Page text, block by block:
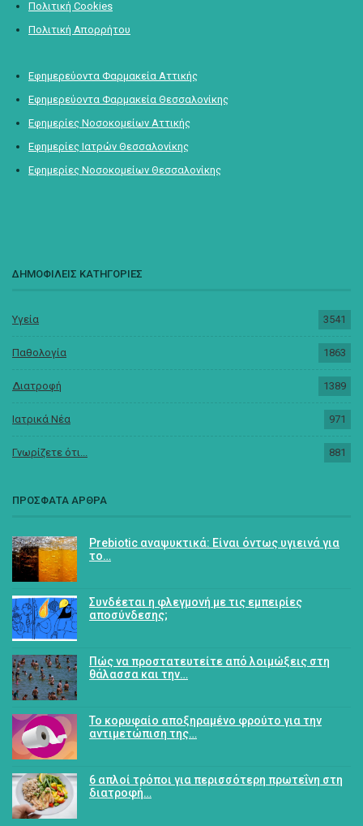
Πολιτική Cookies
Πολιτική Απορρήτου
Εφημερεύοντα Φαρμακεία Αττικής
Εφημερεύοντα Φαρμακεία Θεσσαλονίκης
Εφημερίες Νοσοκομείων Αττικής
Εφημερίες Ιατρών Θεσσαλονίκης
Εφημερίες Νοσοκομείων Θεσσαλονίκης
ΔΗΜΟΦΙΛΕΙΣ ΚΑΤΗΓΟΡΙΕΣ
Υγεία 3541
Παθολογία 1863
Διατροφή 1389
Ιατρικά Νέα 971
Γνωρίζετε ότι... 881
ΠΡΟΣΦΑΤΑ ΑΡΘΡΑ
Prebiotic αναψυκτικά: Είναι όντως υγιεινά για
το…
Συνδέεται η φλεγμονή με τις εμπειρίες
αποσύνδεσης;
Πώς να προστατευτείτε από λοιμώξεις στη
θάλασσα και την…
Το κορυφαίο αποξηραμένο φρούτο για την
αντιμετώπιση της…
6 απλοί τρόποι για περισσότερη πρωτεΐνη στη
διατροφή…